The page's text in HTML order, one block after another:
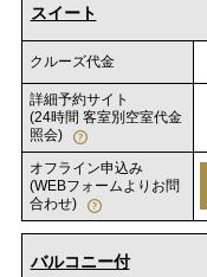
スイート
クルーズ代金
詳細予約サイト
(24時間 客室別空室代金
照会)
オフライン申込み
(WEBフォームよりお問
合わせ)
バルコニー付